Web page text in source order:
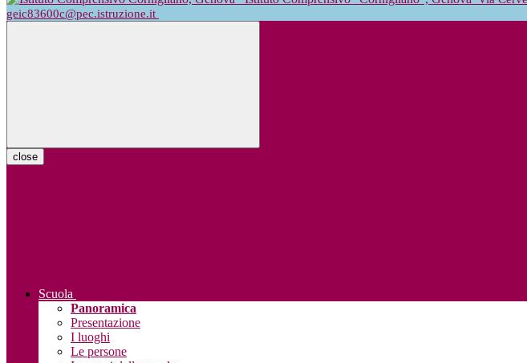
geic83600c@pec.istruzione.it
close
Scuola
Panoramica
Presentazione
I luoghi
Le persone